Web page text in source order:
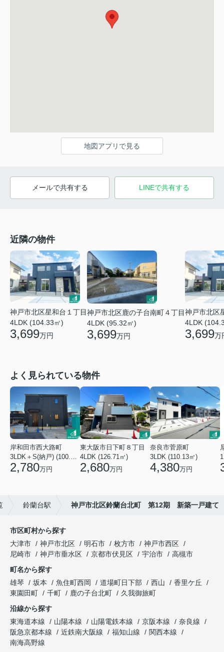
地図アプリで見る
メールで共有する LINEで共有する
近隣の物件
神戸市北区星和台１丁目
4LDK (104.33㎡)
3,699万円
神戸市北区鹿の子台南町４丁目
4LDK (95.32㎡)
3,699万円
神戸市北区
4LDK
3,699万
よく見られている物件
岸和田市西大路町
2,780万円
東大阪市日下町８丁目
4LDK (126.71㎡)
2,680万円
奈良市菅原町
3LDK (110.13㎡)
4,380万円
鈴蘭台駅 神戸市北区鈴蘭台北町 第12期 新築一戸建て
市区町村から探す
大津市
神戸市北区 明石市 枚方市
神戸市西区
尼崎市
神戸市垂水区 京都市伏見区 宇治市
高槻市
町名から探す
雄琴
坂本 魚住町西岡 道場町日下部 西山
香里ケ丘
東園田町
千町 鹿の子台北町
久我御旅町
沿線から探す
東海道本線
山陽本線 山陽電鉄本線 京阪本線
奈良線
阪急京都本線
近鉄南大阪線 福知山線
関西本線
南海高野線